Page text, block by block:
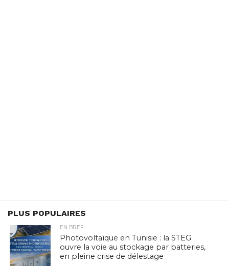
PLUS POPULAIRES
EN BREF
Photovoltaïque en Tunisie : la STEG
ouvre la voie au stockage par batteries,
en pleine crise de délestage